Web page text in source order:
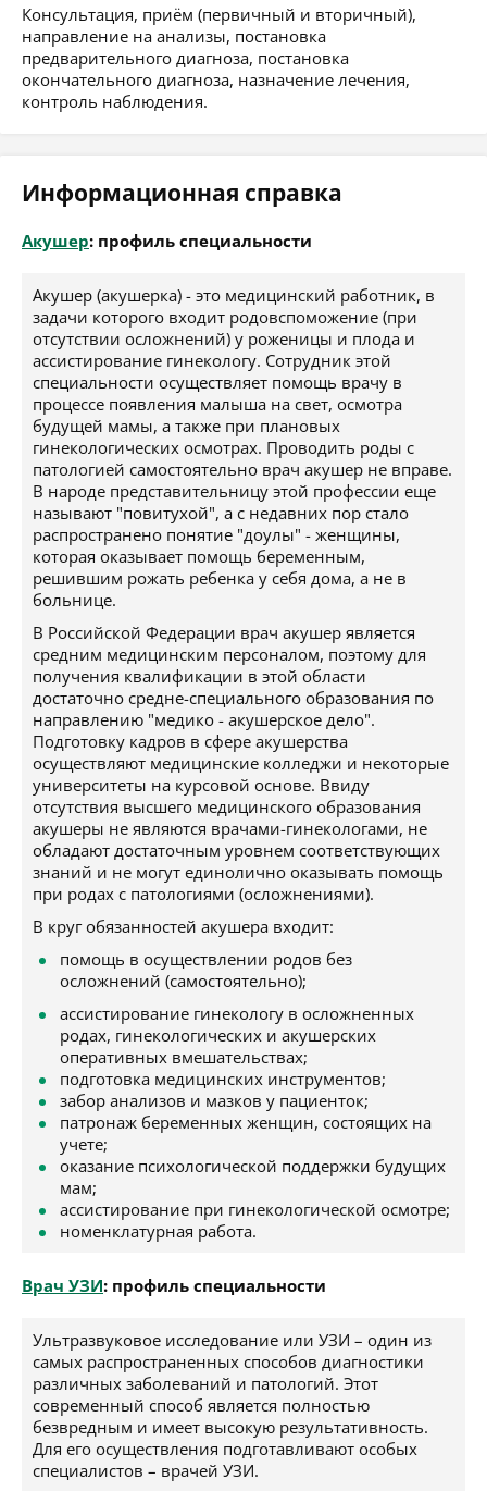
Консультация, приём (первичный и вторичный),
направление на анализы, постановка
предварительного диагноза, постановка
окончательного диагноза, назначение лечения,
контроль наблюдения.
Информационная справка
Акушер: профиль специальности
Акушер (акушерка) - это медицинский работник, в
задачи которого входит родовспоможение (при
отсутствии осложнений) у роженицы и плода и
ассистирование гинекологу. Сотрудник этой
специальности осуществляет помощь врачу в
процессе появления малыша на свет, осмотра
будущей мамы, а также при плановых
гинекологических осмотрах. Проводить роды с
патологией самостоятельно врач акушер не вправе.
В народе представительницу этой профессии еще
называют "повитухой", а с недавних пор стало
распространено понятие "доулы" - женщины,
которая оказывает помощь беременным,
решившим рожать ребенка у себя дома, а не в
больнице.
В Российской Федерации врач акушер является
средним медицинским персоналом, поэтому для
получения квалификации в этой области
достаточно средне-специального образования по
направлению "медико - акушерское дело".
Подготовку кадров в сфере акушерства
осуществляют медицинские колледжи и некоторые
университеты на курсовой основе. Ввиду
отсутствия высшего медицинского образования
акушеры не являются врачами-гинекологами, не
обладают достаточным уровнем соответствующих
знаний и не могут единолично оказывать помощь
при родах с патологиями (осложнениями).
В круг обязанностей акушера входит:
помощь в осуществлении родов без
осложнений (самостоятельно);
ассистирование гинекологу в осложненных
родах, гинекологических и акушерских
оперативных вмешательствах;
подготовка медицинских инструментов;
забор анализов и мазков у пациенток;
патронаж беременных женщин, состоящих на
учете;
оказание психологической поддержки будущих
мам;
ассистирование при гинекологической осмотре;
номенклатурная работа.
Врач УЗИ: профиль специальности
Ультразвуковое исследование или УЗИ – один из
самых распространенных способов диагностики
различных заболеваний и патологий. Этот
современный способ является полностью
безвредным и имеет высокую результативность.
Для его осуществления подготавливают особых
специалистов – врачей УЗИ.